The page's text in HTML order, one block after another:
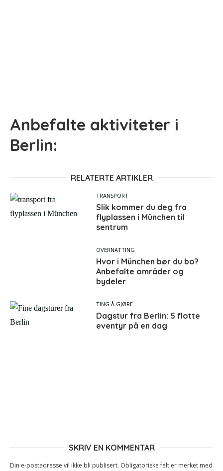
Anbefalte aktiviteter i
Berlin:
RELATERTE ARTIKLER
TRANSPORT
Slik kommer du deg fra
flyplassen i München til
sentrum
OVERNATTING
Hvor i München bør du bo?
Anbefalte områder og
bydeler
TING Å GJØRE
Dagstur fra Berlin: 5 flotte
eventyr på en dag
SKRIV EN KOMMENTAR
Din e-postadresse vil ikke bli publisert. Obligatoriske felt er merket med